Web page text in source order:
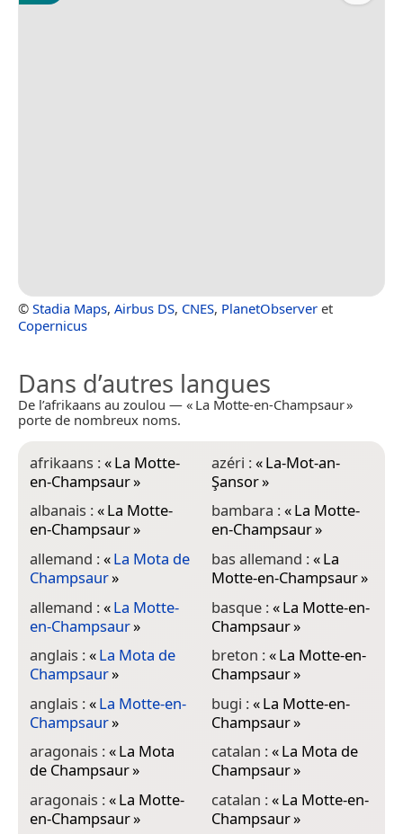
© Stadia Maps, Airbus DS, CNES, PlanetObserver et
Copernicus
Dans d’autres langues
De l’afrikaans au zoulou — « La Motte-en-Champsaur »
porte de nombreux noms.
afrikaans :«La Motte-
en-Champsaur»
albanais :«La Motte-
en-Champsaur»
allemand :«La Mota de
Champsaur»
allemand :«La Motte-
en-Champsaur»
anglais :«La Mota de
Champsaur»
anglais :«La Motte-en-
Champsaur»
aragonais :«La Mota
de Champsaur»
aragonais :«La Motte-
en-Champsaur»
azéri :«La-Mot-an-
Şansor»
bambara :«La Motte-
en-Champsaur»
bas allemand :«La
Motte-en-Champsaur»
basque :«La Motte-en-
Champsaur»
breton :«La Motte-en-
Champsaur»
bugi :«La Motte-en-
Champsaur»
catalan :«La Mota de
Champsaur»
catalan :«La Motte-en-
Champsaur»